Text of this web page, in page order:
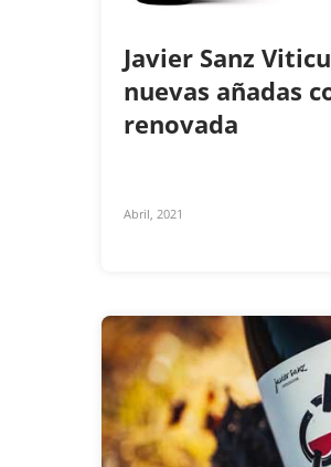
Javier Sanz
nuevas añadas
renovada
Abril, 2021